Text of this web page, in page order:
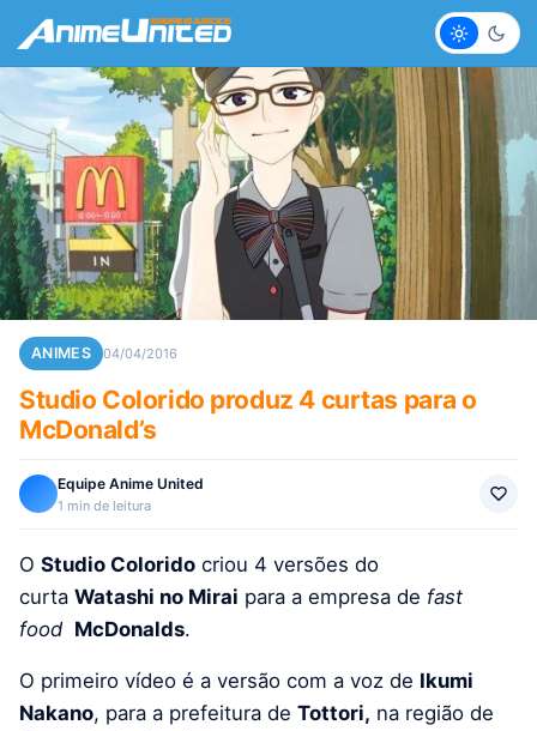
Claro
ANIMES 04/04/2016
Studio Colorido produz 4 curtas para o
McDonald’s
Equipe Anime United
1 min de leitura
O Studio Colorido criou 4 versões do
curta Watashi no Mirai para a empresa de fast
food McDonalds.
O primeiro vídeo é a versão com a voz de Ikumi
Nakano, para a prefeitura de Tottori, na região de